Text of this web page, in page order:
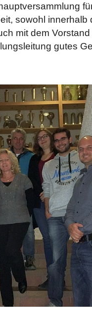
sowohl innerhalb
mit dem
gutes